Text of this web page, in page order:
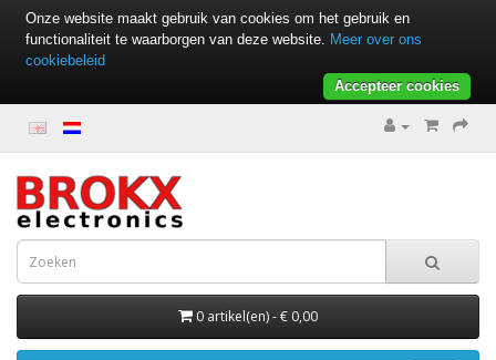
0 artikel(en) - € 0,00
Onze website maakt gebruik van cookies om het gebruik en
functionaliteit te waarborgen van deze website. Meer over ons
cookiebeleid
Accepteer cookies